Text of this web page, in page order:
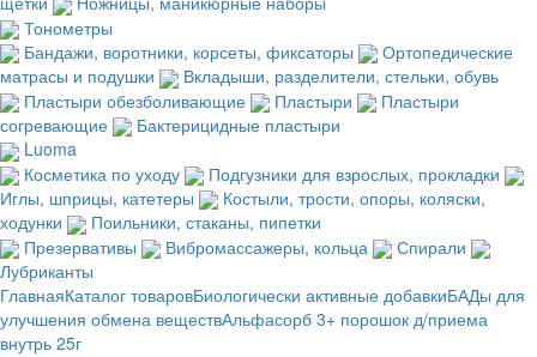
Тонометры
Бандажи, воротники, корсеты, фиксаторы
Ортопедические
матрасы и подушки
Вкладыши, разделители, стельки, обувь
Пластыри обезболивающие
Пластыри
Пластыри
согревающие
Бактерицидные пластыри
Luoma
Косметика по уходу
Подгузники для взрослых, прокладки
Иглы, шприцы, катетеры
Костыли, трости, опоры, коляски,
ходунки
Поильники, стаканы, пипетки
Презервативы
Вибромассажеры, кольца
Спирали
Лубриканты
ГлавнаяКаталог товаровБиологически активные добавкиБАДы для
улучшения обмена веществАльфасорб 3+ порошок д/приема
внутрь 25г